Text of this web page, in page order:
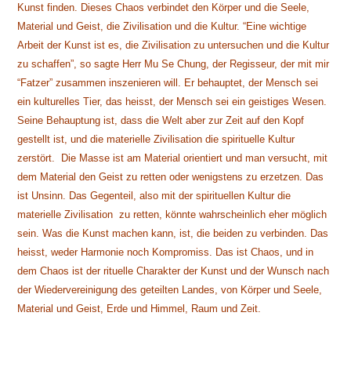
Kunst finden. Dieses Chaos verbindet den Körper und die Seele,
Material und Geist, die Zivilisation und die Kultur. “Eine wichtige
Arbeit der Kunst ist es, die Zivilisation zu untersuchen und die Kultur
zu schaffen”, so sagte Herr Mu Se Chung, der Regisseur, der mit mir
“Fatzer” zusammen inszenieren will. Er behauptet, der Mensch sei
ein kulturelles Tier, das heisst, der Mensch sei ein geistiges Wesen.
Seine Behauptung ist, dass die Welt aber zur Zeit auf den Kopf
gestellt ist, und die materielle Zivilisation die spirituelle Kultur
zerstört. Die Masse ist am Material orientiert und man versucht, mit
dem Material den Geist zu retten oder wenigstens zu erzetzen. Das
ist Unsinn. Das Gegenteil, also mit der spirituellen Kultur die
materielle Zivilisation zu retten, könnte wahrscheinlich eher möglich
sein. Was die Kunst machen kann, ist, die beiden zu verbinden. Das
heisst, weder Harmonie noch Kompromiss. Das ist Chaos, und in
dem Chaos ist der rituelle Charakter der Kunst und der Wunsch nach
der Wiedervereinigung des geteilten Landes, von Körper und Seele,
Material und Geist, Erde und Himmel, Raum und Zeit.